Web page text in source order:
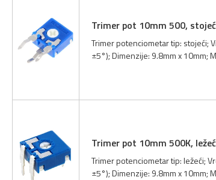
Trimer pot 10mm 500,
Trimer potenciometar tip: stojeći;
±5°); Dimenzije: 9.8mm x 10mm;
Trimer pot 10mm 500K,
Trimer potenciometar tip: ležeći;
±5°); Dimenzije: 9.8mm x 10mm;